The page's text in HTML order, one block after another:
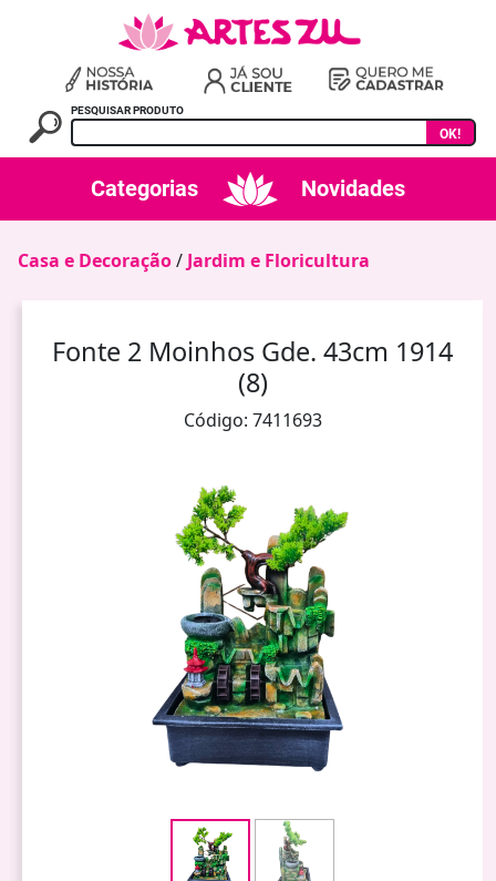
PESQUISAR PRODUTO
OK!
Categorias Novidades
Casa e Decoração/ Jardim e Floricultura
Fonte 2 Moinhos Gde. 43cm 1914
(8)
Código: 7411693